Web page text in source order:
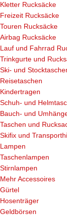
Kletter Rucksäcke
Freizeit Rucksäcke
Touren Rucksäcke
Airbag Rucksäcke
Lauf und Fahrrad
Trinkgurte und
Ski- und
Reisetaschen
Kindertragen
Schuh- und
Bauch- und
Taschen und
Skifix und
Lampen
Taschenlampen
Stirnlampen
Mehr Accessoires
Gürtel
Hosenträger
Geldbörsen